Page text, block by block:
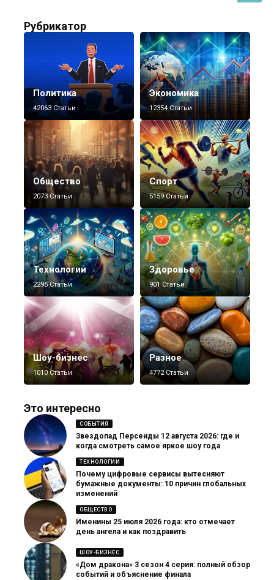
Рубрикатор
Политика
42063 Статьи
Экономика
12354 Статьи
Общество
2073 Статьи
Спорт
5159 Статьи
Технологии
2295 Статьи
Здоровье
901 Статьи
Шоу-бизнес
1010 Статьи
Разное
4772 Статьи
Это интересно
СОБЫТИЯ
Звездопад Персеиды 12 августа 2026: где и
когда смотреть самое яркое шоу года
ТЕХНОЛОГИИ
Почему цифровые сервисы вытесняют
бумажные документы: 10 причин глобальных
изменений
ОБЩЕСТВО
Именины 25 июля 2026 года: кто отмечает
день ангела и как поздравить
ШОУ-БИЗНЕС
«Дом дракона» 3 сезон 4 серия: полный обзор
событий и объяснение финала